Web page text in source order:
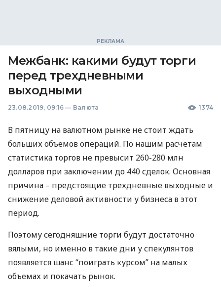
Межбанк: какими будут торги
перед трехдневными
выходными
23.08.2019, 09:16 — Валюта 1374
В пятницу на валютном рынке не стоит ждать
больших объемов операций. По нашим расчетам
статистика торгов не превысит 260-280 млн
долларов при заключении до 440 сделок. Основная
причина – предстоящие трехдневные выходные и
снижение деловой активности у бизнеса в этот
период.
Поэтому сегодняшние торги будут достаточно
вялыми, но именно в такие дни у спекулянтов
появляется шанс “поиграть курсом” на малых
объемах и покачать рынок.